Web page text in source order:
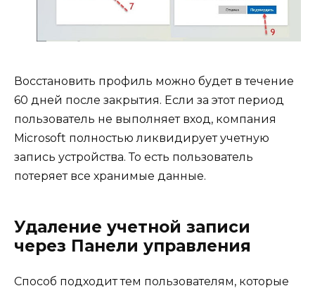
Восстановить профиль можно будет в течение
60 дней после закрытия. Если за этот период
пользователь не выполняет вход, компания
Microsoft полностью ликвидирует учетную
запись устройства. То есть пользователь
потеряет все хранимые данные.
Удаление учетной записи
через Панели управления
Способ подходит тем пользователям, которые